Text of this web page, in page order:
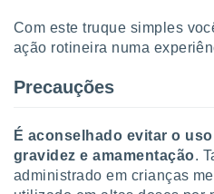
Com este truque simples
ação rotineira numa
Precauções
É aconselhado evitar o
gravidez e amamentação.
administrado em crianças